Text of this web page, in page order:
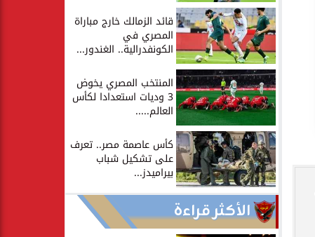
قائد الزمالك خارج مباراة
المصري في
الكونفدرالية.. الغندور...
المنتخب المصري يخوض
3 وديات استعدادا لكأس
العالم.....
كأس عاصمة مصر.. تعرف
على تشكيل شباب
بيراميدز...
الأكثر قراءة